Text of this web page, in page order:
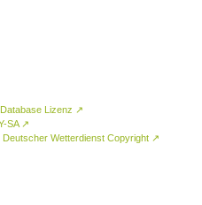
Lizenz ↗
SA ↗
Deutscher Wetterdienst Copyright ↗